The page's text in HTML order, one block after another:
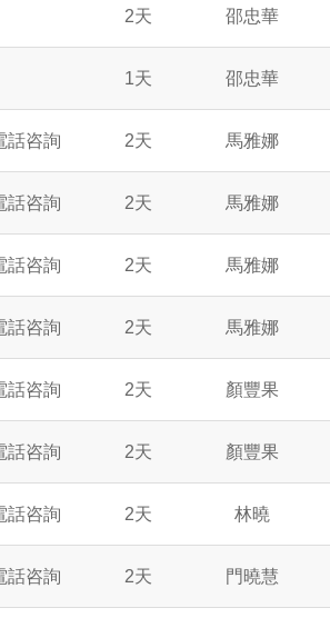
2天 邵忠華
1天 邵忠華
話咨詢 2天 馬雅娜
話咨詢 2天 馬雅娜
話咨詢 2天 馬雅娜
話咨詢 2天 馬雅娜
話咨詢 2天 顏豐果
話咨詢 2天 顏豐果
話咨詢 2天 林曉
話咨詢 2天 門曉慧